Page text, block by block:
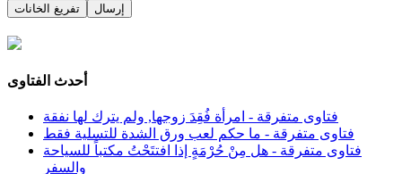
إرسال تفريغ الخانات
أحدث الفتاوى
فتاوى متفرقة - امرأة فُقِدَ زوجها, ولم يترك لها نفقة
فتاوى متفرقة - ما حكم لعب ورق الشدة للتسلية فقط
فتاوى متفرقة - هل مِنْ حُرْمَةٍ إذا افتتَحْتُ مكتباً للسياحة
والسفر